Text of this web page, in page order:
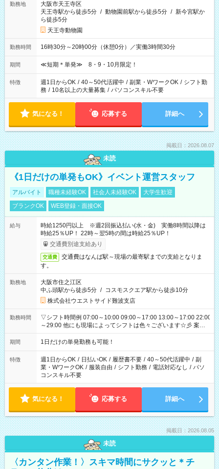
勤務地
大阪市天王寺区
天王寺駅から徒歩5分 / 動物園前駅から徒歩5分 / 新今宮駅か
ら徒歩5分
天王寺動物園
勤務時間 16時30分～20時00分（休憩0分）／実働3時間30分
期間 ≪短期＊単発≫ 8・9・10月限定！
特徴 週1日からOK / 40～50代活躍中 / 副業・WワークOK / シフト勤
務 / 10名以上の大量募集 / パソコンスキル不要
気になる！ 応募する 詳細へ
掲載日：2026.08.07
未読
《1日だけの単発もOK》イベント運営スタッフ
アルバイト 職種未経験OK 社会人未経験OK
大学生歓迎
ブランクOK
WEB登録・面接OK
給与
時給1250円以上 ※週2回振込払い(水・金) 実働8時間以降は
時給25％UP！ 22時～翌5時の間は時給25％UP！
交通費別途支給あり
交通費
交通費はなんば駅～現場の最寄駅までの支給となりま
す。
勤務地
大阪市住之江区
中ふ頭駅から徒歩5分 / コスモスクエア駅から徒歩10分
株式会社ウエストサイド難波支店
勤務時間
▽シフト時間例 07:00～10:00 09:00～17:00 13:00～17:00 22:00
～29:00 他にも現場によってシフトは色々ございます☆彡 案件
次第では午前中で終わるお仕事も...！
期間 1日だけの単発勤務も可能！
特徴 週1日からOK / 日払いOK / 履歴書不要 / 40～50代活躍中 / 副
業・WワークOK / 服装自由 / シフト勤務 / 電話対応なし / パソ
コンスキル不要
気になる！ 応募する 詳細へ
掲載日：2026.08.05
未読
〈カンタン作業！〉スキマ時間にサクッと＊チ